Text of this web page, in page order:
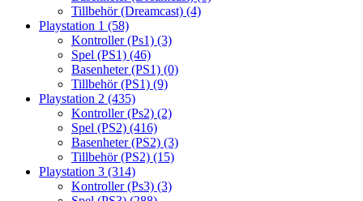
Tillbehör (Dreamcast) (4)
Playstation 1 (58)
Kontroller (Ps1) (3)
Spel (PS1) (46)
Basenheter (PS1) (0)
Tillbehör (PS1) (9)
Playstation 2 (435)
Kontroller (Ps2) (2)
Spel (PS2) (416)
Basenheter (PS2) (3)
Tillbehör (PS2) (15)
Playstation 3 (314)
Kontroller (Ps3) (3)